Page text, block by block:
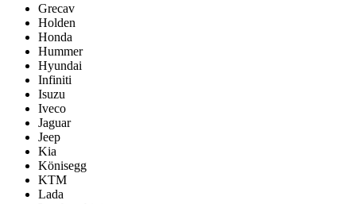
Grecav
Holden
Honda
Hummer
Hyundai
Infiniti
Isuzu
Iveco
Jaguar
Jeep
Kia
Könisegg
KTM
Lada